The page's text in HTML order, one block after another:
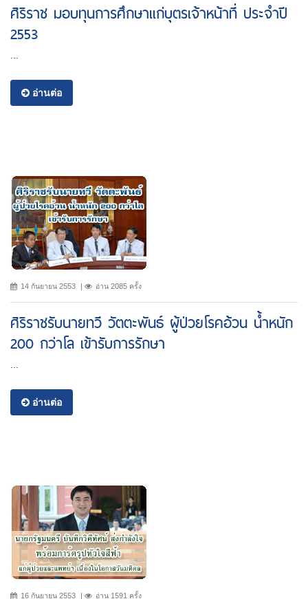
ศิริราช มอบทุนการศึกษาแก่บุตรเจ้าหน้าที่ ประจำปี
2553
อ่านต่อ
14 กันยายน 2553 อ่าน 2085 ครั้ง
ศิริราชรับนายทวี วัตตะพันธ์ ผู้ป่วยโรคอ้วน น้ำหนัก
200 กว่าโล เข้ารับการรักษา
อ่านต่อ
16 กันยายน 2553 อ่าน 1591 ครั้ง